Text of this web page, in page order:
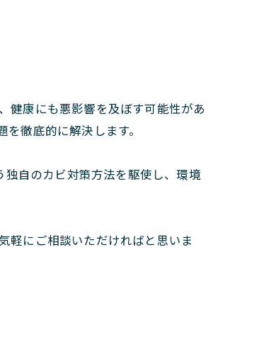
健康にも悪影響を及ぼす可能性があ
徹底的に解決します。
自のカビ対策方法を駆使し、環境
軽にご相談いただければと思いま